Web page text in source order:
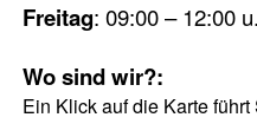
Freitag: 09:00 – 12:00
Wo sind wir?:
Ein Klick auf die Karte